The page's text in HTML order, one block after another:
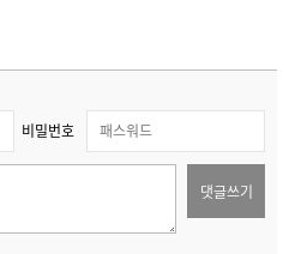
비밀번호
댓글쓰기